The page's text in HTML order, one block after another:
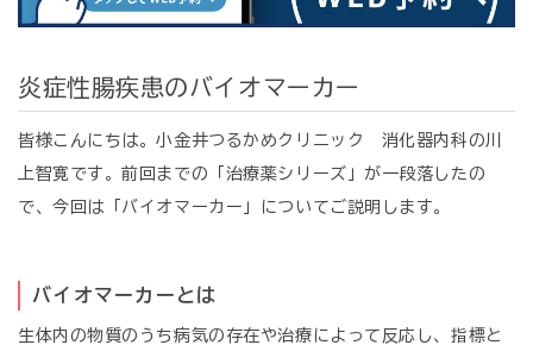
炎症性腸疾患のバイオマーカー
皆様こんにちは。小金井つるかめクリニック 消化器内科の川
上智寛です。前回までの「治療薬シリーズ」が一段落したの
で、今回は「バイオマーカー」についてご説明します。
バイオマーカーとは
生体内の物質のうち病気の存在や治療によって反応し、指標と